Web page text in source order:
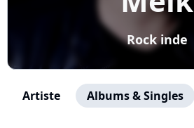
Rock inde
Artiste Albums & Singles